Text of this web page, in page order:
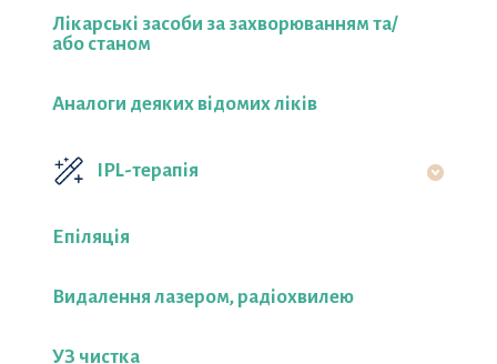
Лікарські засоби за захворюванням та/
або станом
Аналоги деяких відомих ліків
IPL-терапія
Епіляція
Видалення лазером, радіохвилею
УЗ чистка